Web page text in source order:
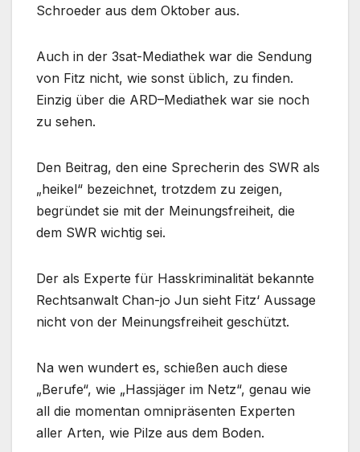
Schroeder aus dem Oktober aus.
Auch in der 3sat-Mediathek war die Sendung
von Fitz nicht, wie sonst üblich, zu finden.
Einzig über die ARD–Mediathek war sie noch
zu sehen.
Den Beitrag, den eine Sprecherin des SWR als
„heikel“ bezeichnet, trotzdem zu zeigen,
begründet sie mit der Meinungsfreiheit, die
dem SWR wichtig sei.
Der als Experte für Hasskriminalität bekannte
Rechtsanwalt Chan-jo Jun sieht Fitz‘ Aussage
nicht von der Meinungsfreiheit geschützt.
Na wen wundert es, schießen auch diese
„Berufe“, wie „Hassjäger im Netz“, genau wie
all die momentan omnipräsenten Experten
aller Arten, wie Pilze aus dem Boden.